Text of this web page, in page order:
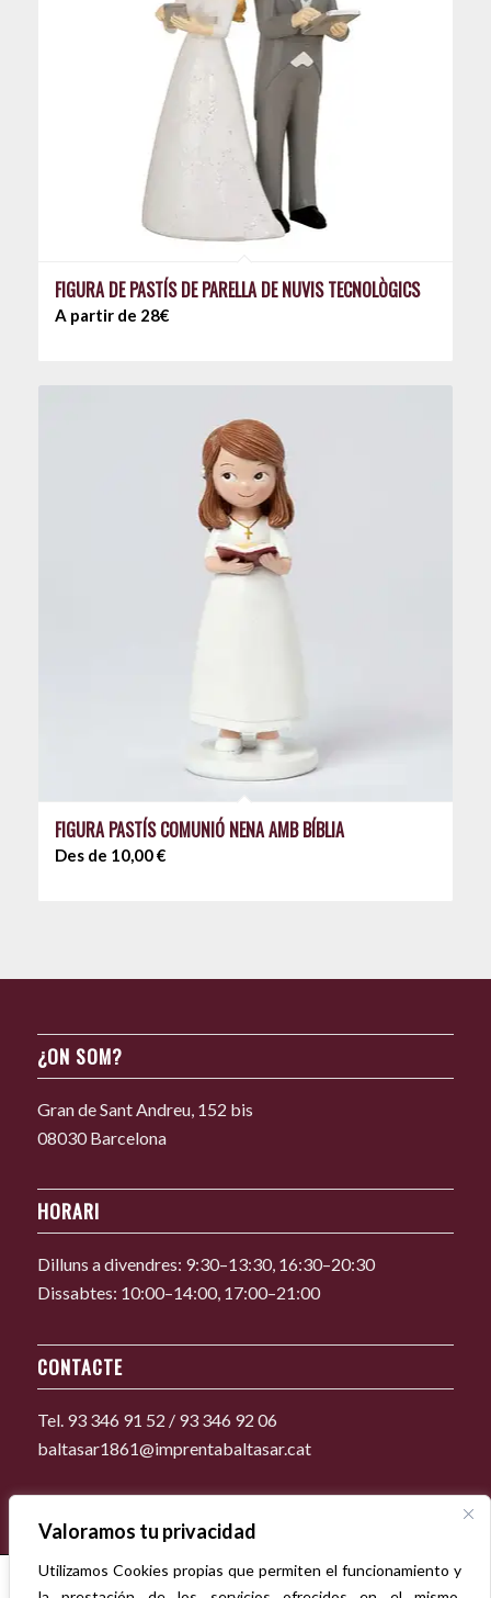
Valoramos tu privacidad
Utilizamos Cookies propias que permiten el funcionamiento y
FIGURA DE PASTÍS DE PARELLA DE NUVIS TECNOLÒGICS
A partir de 28€
FIGURA PASTÍS COMUNIÓ NENA AMB BÍBLIA
Des de 10,00€
¿ON SOM?
Gran de Sant Andreu, 152 bis
08030 Barcelona
HORARI
Dilluns a divendres: 9:30–13:30, 16:30–20:30
Dissabtes: 10:00–14:00, 17:00–21:00
CONTACTE
Tel. 93 346 91 52 / 93 346 92 06
baltasar1861@imprentabaltasar.cat